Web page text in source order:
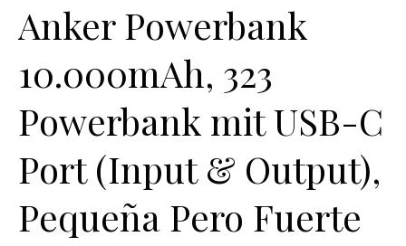
Anker Powerbank
10.000mAh, 323
Powerbank mit USB-C
Port (Input & Output),
Pequeña Pero Fuerte